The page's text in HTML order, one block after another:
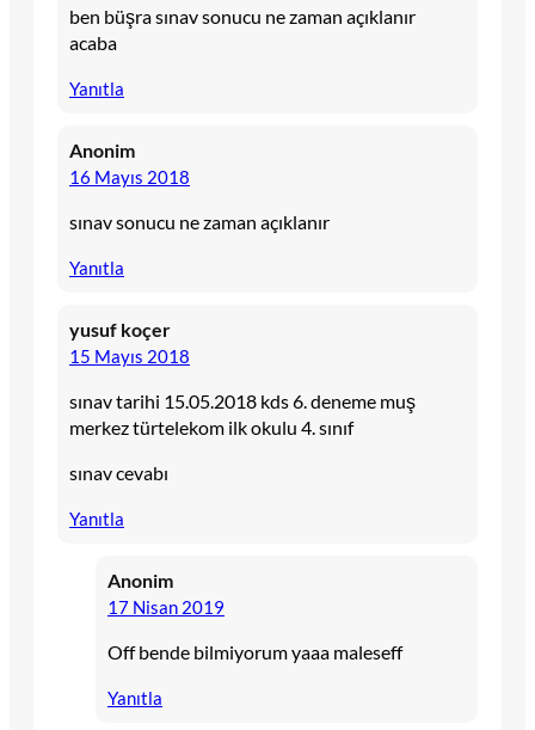
ben büşra sınav sonucu ne zaman açıklanır
acaba
Yanıtla
Anonim
16 Mayıs 2018
sınav sonucu ne zaman açıklanır
Yanıtla
yusuf koçer
15 Mayıs 2018
sınav tarihi 15.05.2018 kds 6. deneme muş
merkez türtelekom ilk okulu 4. sınıf
sınav cevabı
Yanıtla
Anonim
17 Nisan 2019
Off bende bilmiyorum yaaa maleseff
Yanıtla